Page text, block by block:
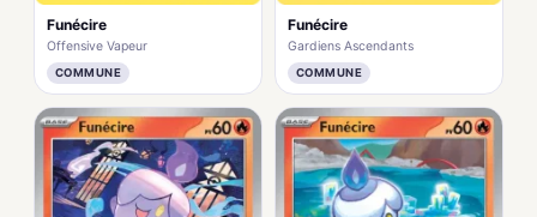
Funécire
Offensive Vapeur
COMMUNE
Funécire
Gardiens Ascendants
COMMUNE